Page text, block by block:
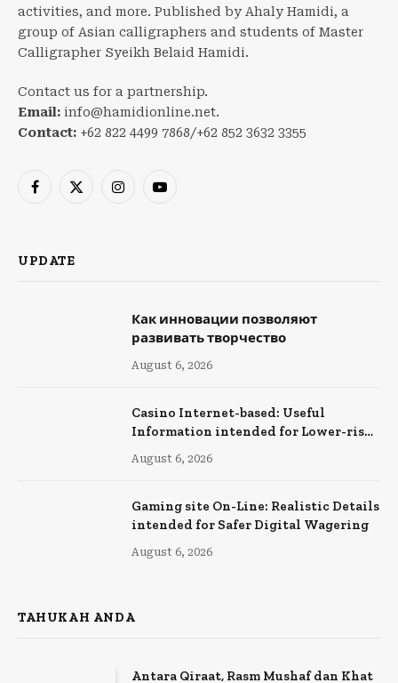
activities, and more. Published by Ahaly Hamidi, a
group of Asian calligraphers and students of Master
Calligrapher Syeikh Belaid Hamidi.
Contact us for a partnership.
Email: info@hamidionline.net.
Contact: +62 822 4499 7868/+62 852 3632 3355
Facebook
X
InstagramYouTube
UPDATE
Как инновации позволяют
развивать творчество
August 6, 2026
Casino Internet-based: Useful
Information intended for Lower-risk
Online Wagering
August 6, 2026
Gaming site On-Line: Realistic Details
intended for Safer Digital Wagering
August 6, 2026
TAHUKAH ANDA
Antara Qiraat, Rasm Mushaf dan Khat